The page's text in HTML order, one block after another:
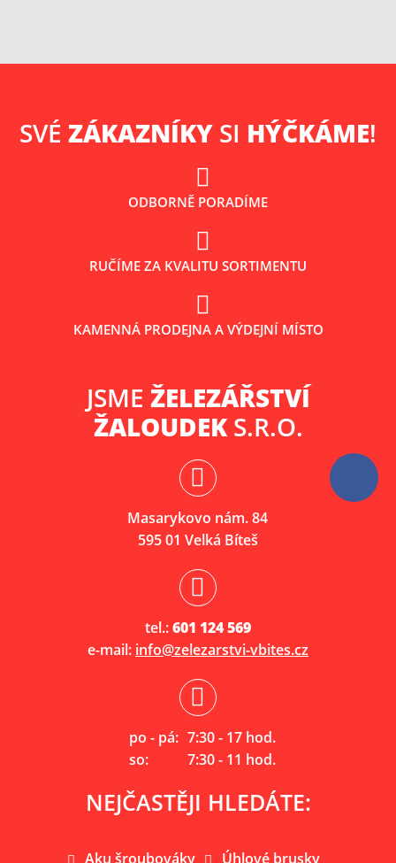
SVÉ ZÁKAZNÍKY SI HÝČKÁME!
ODBORNĚ PORADÍME
RUČÍME ZA KVALITU SORTIMENTU
KAMENNÁ PRODEJNA A VÝDEJNÍ MÍSTO
JSME ŽELEZÁŘSTVÍ
ŽALOUDEKS.R.O.
Masarykovo nám. 84
595 01 Velká Bíteš
tel.:601 124 569
e-mail: info@zelezarstvi-vbites.cz
po - pá: 7:30 - 17 hod.
so:
7:30 - 11 hod.
NEJČASTĚJI HLEDÁTE:
Aku šroubováky Úhlové brusky